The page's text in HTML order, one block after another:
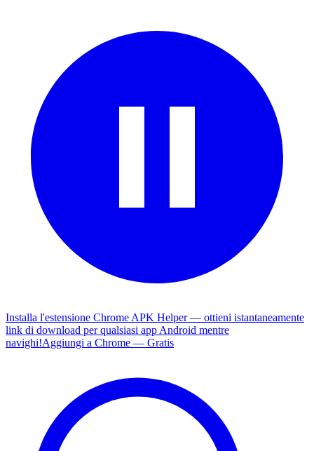
Installa l'estensione Chrome APK Helper — ottieni istantaneamente
link di download per qualsiasi app Android mentre
navighi!Aggiungi a Chrome — Gratis